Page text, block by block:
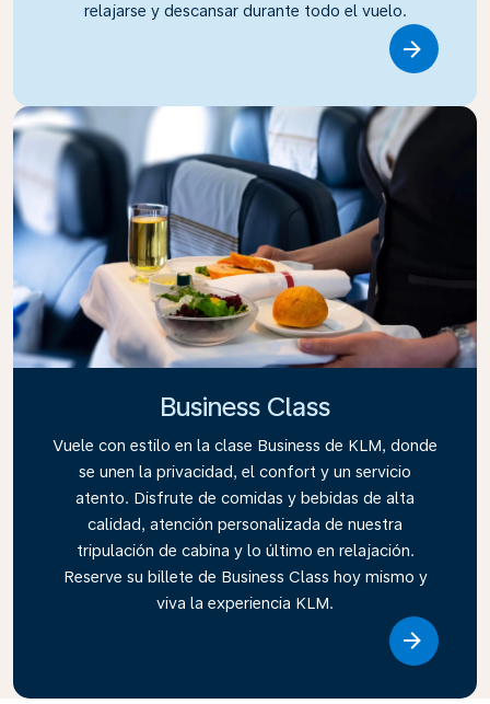
relajarse y descansar durante todo el vuelo.
Business Class
Vuele con estilo en la clase Business de KLM, donde
se unen la privacidad, el confort y un servicio
atento. Disfrute de comidas y bebidas de alta
calidad, atención personalizada de nuestra
tripulación de cabina y lo último en relajación.
Reserve su billete de Business Class hoy mismo y
viva la experiencia KLM.